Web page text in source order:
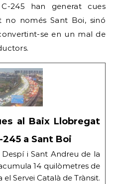
245 han generat cues
no només Sant Boi, sinó
se en un mal de
al Baix Llobregat
245 a Sant Boi
i Sant Andreu de la
14 quilòmetres de
Servei Català de Trànsit.